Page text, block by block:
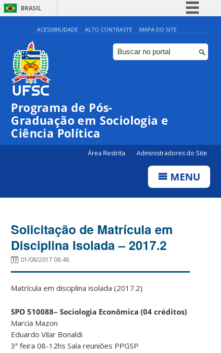
BRASIL
Simplifique!
Comunica BR
Participe
ACESSIBILIDADE ALTO CONTRASTE MAPA DO SITE
Programa de Pós-
Graduação em Sociologia e
Ciência Política
Área Restrita Administradores do Site
MENU
Solicitação de Matrícula em
Disciplina Isolada – 2017.2
01/08/2017 08:48
Matrícula em disciplina isolada (2017.2)
SPO 510088– Sociologia Econômica (04 créditos)
Marcia Mazon
Eduardo Vilar Bonaldi
3ª feira 08-12hs Sala reuniões PPGSP